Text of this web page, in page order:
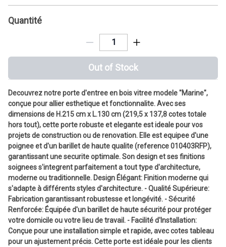
Quantité
Out of Stock
Decouvrez notre porte d'entree en bois vitree modele "Marine",
conçue pour allier esthetique et fonctionnalite. Avec ses
dimensions de H.215 cm x L.130 cm (219,5 x 137,8 cotes totale
hors tout), cette porte robuste et elegante est ideale pour vos
projets de construction ou de renovation. Elle est equipee d'une
poignee et d'un barillet de haute qualite (reference 010403RFP),
garantissant une securite optimale. Son design et ses finitions
soignees s'integrent parfaitement a tout type d'architecture,
moderne ou traditionnelle. Design Élégant: Finition moderne qui
s'adapte à différents styles d'architecture. - Qualité Supérieure:
Fabrication garantissant robustesse et longévité. - Sécurité
Renforcée: Équipée d'un barillet de haute sécurité pour protéger
votre domicile ou votre lieu de travail. - Facilité d'Installation:
Conçue pour une installation simple et rapide, avec cotes tableau
pour un ajustement précis. Cette porte est idéale pour les clients